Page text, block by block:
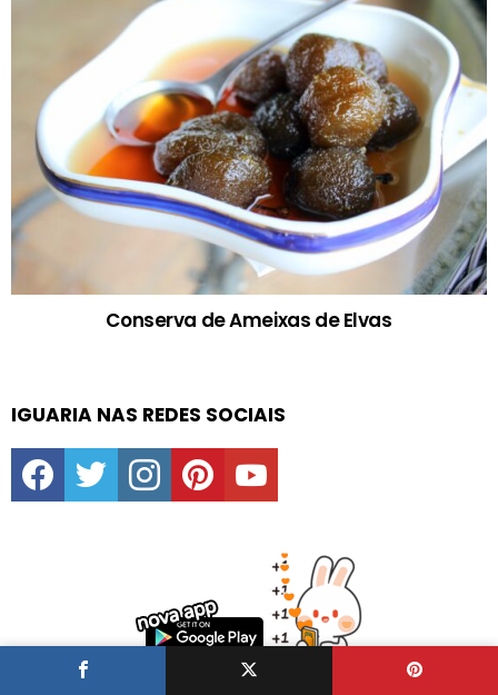
Conserva de Ameixas de Elvas
IGUARIA NAS REDES SOCIAIS
facebooktwitter instagrampinterestyoutube